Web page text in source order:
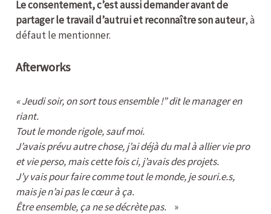
Le consentement, c’est aussi demander avant de
partager le travail d’autrui et reconnaître son auteur, à
défaut le mentionner.
Afterworks
«Jeudi soir, on sort tous ensemble !” dit le manager en
riant.
Tout le monde rigole, sauf moi.
J’avais prévu autre chose, j’ai déjà du mal à allier vie pro
et vie perso, mais cette fois ci, j’avais des projets.
J’y vais pour faire comme tout le monde, je souri.e.s,
mais je n’ai pas le cœur à ça.
Être ensemble, ça ne se décrète pas.
»